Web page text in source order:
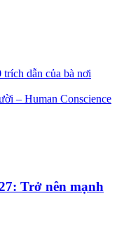
dẫn của bà nơi
– Human Conscience
Trở nên mạnh